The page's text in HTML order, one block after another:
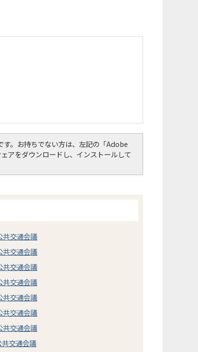
。お持ちでない方は、左記の「Adobe
アをダウンロードし、インストールして
共交通会議
共交通会議
共交通会議
共交通会議
共交通会議
共交通会議
共交通会議
交通会議